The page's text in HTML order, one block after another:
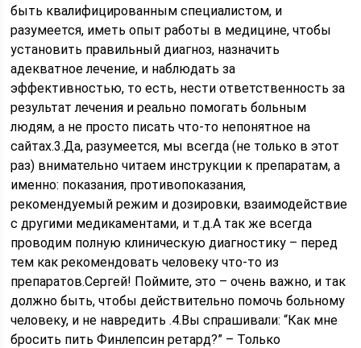
быть квалифицированным специалистом, и
разумеется, иметь опыт работы в медицине, чтобы
установить правильный диагноз, назначить
адекватное лечение, и наблюдать за
эффективностью, то есть, нести ответственность за
результат лечения и реально помогать больным
людям, а не просто писать что-то непонятное на
сайтах.3.Да, разумеется, мы всегда (не только в этот
раз) внимательно читаем инструкции к препаратам, а
именно: показания, противопоказания,
рекомендуемый режим и дозировки, взаимодействие
с другими медикаментами, и т.д.А так же всегда
проводим полную клиническую диагностику – перед
тем как рекомендовать человеку что-то из
препаратов.Сергей! Поймите, это – очень важно, и так
должно быть, чтобы действительно помочь больному
человеку, и не навредить .4.Вы спрашивали: “Как мне
бросить пить Финлепсин ретард?” – Только